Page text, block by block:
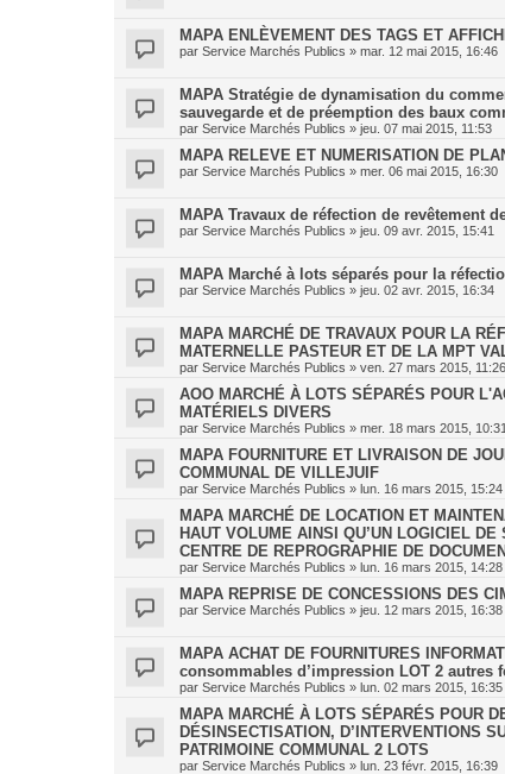
MAPA ENLÈVEMENT DES TAGS ET
par Service Marchés Publics » mar. 12 mai 2015, 16:46
MAPA Stratégie de dynamisation du
sauvegarde et de préemption des baux
par Service Marchés Publics » jeu. 07 mai 2015, 11:53
MAPA RELEVE ET NUMERISATION DE
par Service Marchés Publics » mer. 06 mai 2015, 16:30
MAPA Travaux de réfection de revêtement
par Service Marchés Publics » jeu. 09 avr. 2015, 15:41
MAPA Marché à lots séparés pour la
par Service Marchés Publics » jeu. 02 avr. 2015, 16:34
MAPA MARCHÉ DE TRAVAUX POUR LA
MATERNELLE PASTEUR ET DE LA MPT
par Service Marchés Publics » ven. 27 mars 2015, 11:26
AOO MARCHÉ À LOTS SÉPARÉS POUR
MATÉRIELS DIVERS
par Service Marchés Publics » mer. 18 mars 2015, 10:31
MAPA FOURNITURE ET LIVRAISON DE
COMMUNAL DE VILLEJUIF
par Service Marchés Publics » lun. 16 mars 2015, 15:24
MAPA MARCHÉ DE LOCATION ET
HAUT VOLUME AINSI QU’UN LOGICIEL
CENTRE DE REPROGRAPHIE DE
par Service Marchés Publics » lun. 16 mars 2015, 14:28
MAPA REPRISE DE CONCESSIONS DES
par Service Marchés Publics » jeu. 12 mars 2015, 16:38
MAPA ACHAT DE FOURNITURES
consommables d’impression LOT 2 autres
par Service Marchés Publics » lun. 02 mars 2015, 16:35
MAPA MARCHÉ À LOTS SÉPARÉS POUR
DÉSINSECTISATION, D’INTERVENTIONS
PATRIMOINE COMMUNAL 2 LOTS
par Service Marchés Publics » lun. 23 févr. 2015, 16:39